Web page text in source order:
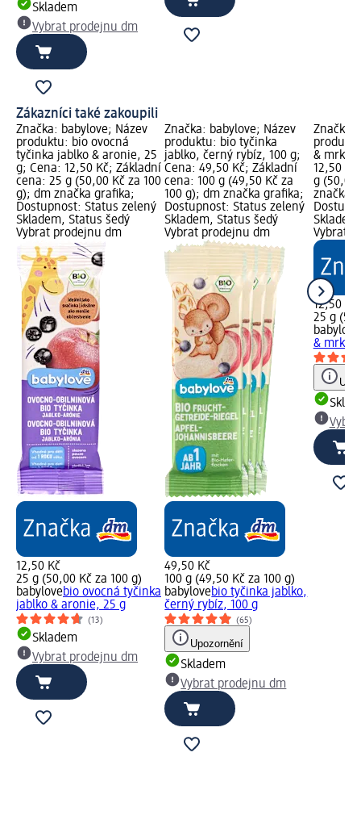
Skladem
Vybrat prodejnu dm
Zákazníci také zakoupili
Značka: babylove; Název
produktu: bio ovocná
tyčinka jablko & aronie, 25
g; Cena: 12,50 Kč; Základní
cena: 25 g (50,00 Kč za 100
g); dm značka grafika;
Dostupnost: Status zelený
Skladem, Status šedý
Vybrat prodejnu dm
12,50 Kč
25 g (50,00 Kč za 100 g)
babylovebio ovocná tyčinka
jablko & aronie, 25 g
(13)
Skladem
Vybrat prodejnu dm
Značka: babylove; Název
produktu: bio tyčinka
jablko, černý rybíz, 100 g;
Cena: 49,50 Kč; Základní
cena: 100 g (49,50 Kč za
100 g); dm značka grafika;
Dostupnost: Status zelený
Skladem, Status šedý
Vybrat prodejnu dm
49,50 Kč
100 g (49,50 Kč za 100 g)
babylovebio tyčinka jablko,
černý rybíz, 100 g
(65)
Upozornění
Skladem
Vybrat prodejnu dm
Značka:
&
12,50
g (50,00
značka
Vybrat
12,50 Kč
25 g
babylove
&